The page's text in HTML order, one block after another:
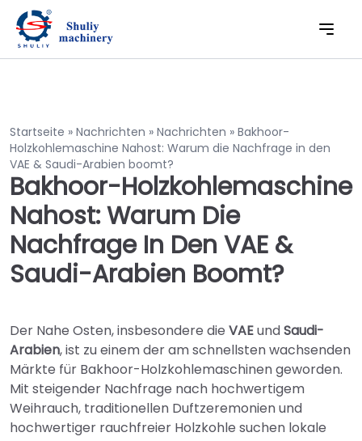
Startseite » Nachrichten » Nachrichten » Bakhoor-
Holzkohlemaschine Nahost: Warum die Nachfrage in den
VAE & Saudi-Arabien boomt?
Bakhoor-Holzkohlemaschine
Nahost: Warum Die
Nachfrage In Den VAE &
Saudi-Arabien Boomt?
Der Nahe Osten, insbesondere die VAEundSaudi-
Arabien, ist zu einem der am schnellsten wachsenden
Märkte für Bakhoor-Holzkohlemaschinen geworden.
Mit steigender Nachfrage nach hochwertigem
Weihrauch, traditionellen Duftzeremonien und
hochwertiger rauchfreier Holzkohle suchen lokale